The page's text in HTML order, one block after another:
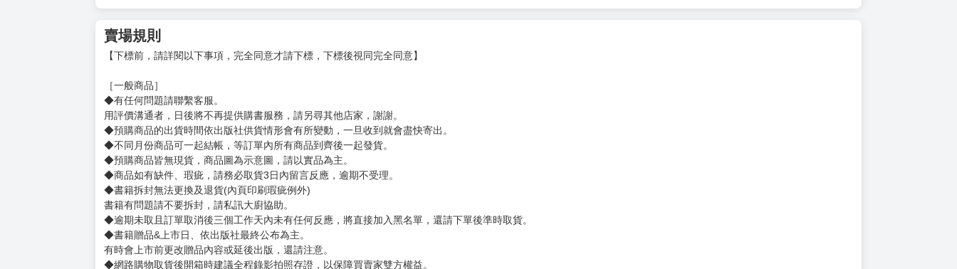
因為被刊登於「成為小說家吧」網站上的作品感化，
開始在WEB上連載《無職轉生～到了異世界就拿出真本事～》。
插畫：シロタカ
插畫家，活躍於同人界。
主要負責作品為《無職轉生 ~到了異世界就拿出真本事~》文庫版插畫。
賣場規則
【下標前，請詳閱以下事項，完全同意才請下標，下標後視同完全同意】
［一般商品］
◆有任何問題請聯繫客服。
用評價溝通者，日後將不再提供購書服務，請另尋其他店家，謝謝。